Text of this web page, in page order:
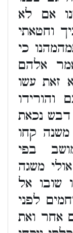
אם לא
וחטאתי
כי
אלהם
זאת עשו
והורידו
נכאת
קחו
בפי
משגה
שובו אל
לפני
אחר ואת